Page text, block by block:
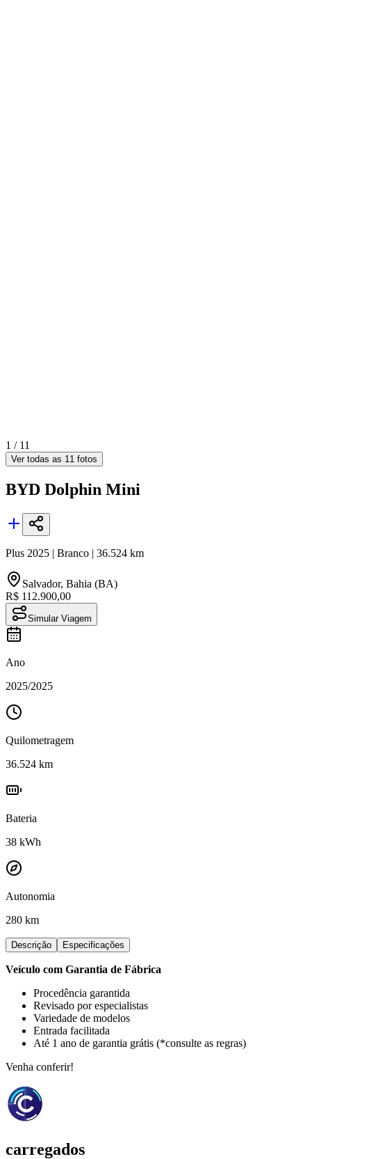
1 / 11
Ver todas as 11 fotos
BYD Dolphin Mini
Plus 2025 | Branco | 36.524 km
Salvador, Bahia (BA)
R$ 112.900,00
Simular Viagem
Ano
2025/2025
Quilometragem
36.524 km
Bateria
38 kWh
Autonomia
280 km
Descrição Especificações
Veículo com Garantia de Fábrica
Procedência garantida
Revisado por especialistas
Variedade de modelos
Entrada facilitada
Até 1 ano de garantia grátis (*consulte as regras)
Venha conferir!
carregados